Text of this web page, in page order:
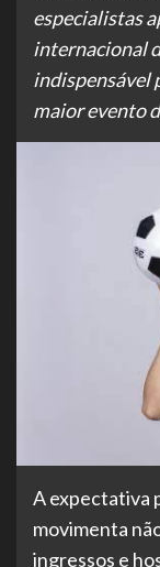
especialistas
internacional
indispensável
maior evento
A expectativa
movimenta
ingressos e